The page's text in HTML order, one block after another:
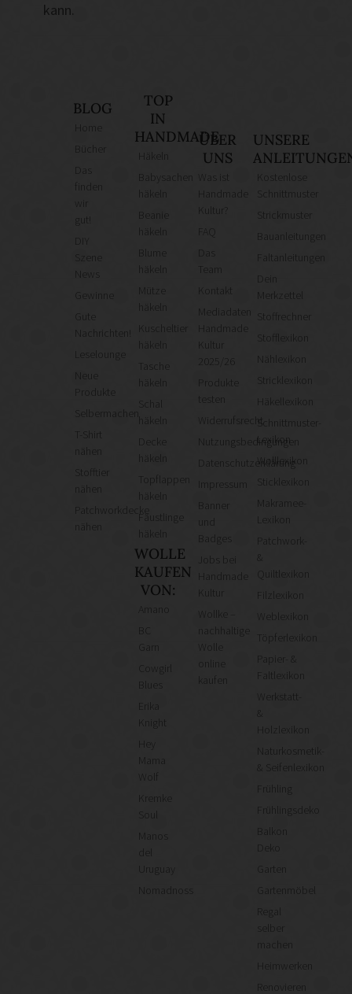
kann.
BLOG
finden
gut!
News
Gute
Nachrichten!
Leselounge
Neue
Produkte
Selbermachen
T-Shirt
Stofftier
Patchworkdecke
TOP
IN
HANDMADE
häkeln
häkeln
Mütze
häkeln
Kuscheltier
Tasche
häkeln
häkeln
Topflappen
häkeln
Fäustlinge
häkeln
WOLLE
KAUFEN
VON:
Cowgirl
Knight
Mama
Wolf
Kremke
Manos
Uruguay
Nomadnoss
ÜBER
UNS
Was ist
Kultur?
Das
Team
Kontakt
Mediadaten
Kultur
2025/26
Produkte
testen
Widerrufsrecht
Nutzungsbedingungen
Datenschutzerklärung
Kultur
Wollke –
nachhaltige
kaufen
UNSERE
Kostenlose
Schnittmuster
Strickmuster
Bauanleitungen
Faltanleitungen
Merkzettel
Stoffrechner
Stofflexikon
Nählexikon
Stricklexikon
Häkellexikon
Schnittmuster-
Lexikon
Wolllexikon
Sticklexikon
Makramee-
Lexikon
Patchwork-
&
Quiltlexikon
Filzlexikon
Weblexikon
Töpferlexikon
Papier- &
Faltlexikon
Werkstatt-
&
Holzlexikon
Naturkosmetik-
& Seifenlexikon
Frühling
Frühlingsdeko
Deko
Garten
Gartenmöbel
Regal
Heimwerken